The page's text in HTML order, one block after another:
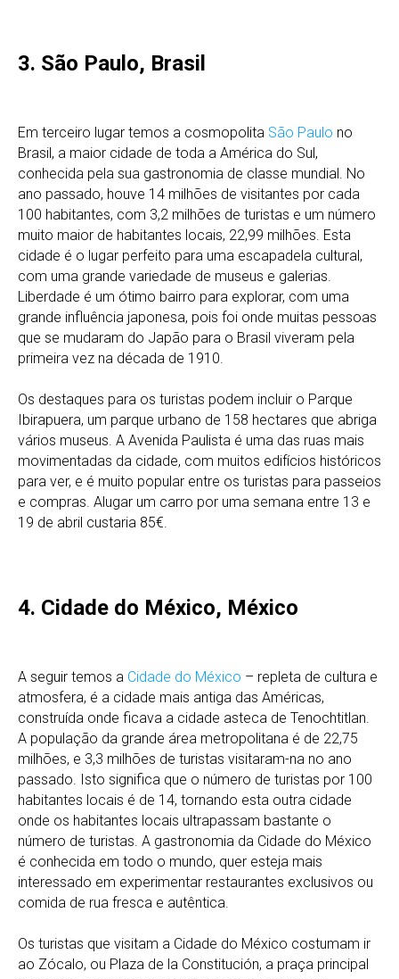
3. São Paulo, Brasil
Em terceiro lugar temos a cosmopolita São Paulo no
Brasil, a maior cidade de toda a América do Sul,
conhecida pela sua gastronomia de classe mundial. No
ano passado, houve 14 milhões de visitantes por cada
100 habitantes, com 3,2 milhões de turistas e um número
muito maior de habitantes locais, 22,99 milhões. Esta
cidade é o lugar perfeito para uma escapadela cultural,
com uma grande variedade de museus e galerias.
Liberdade é um ótimo bairro para explorar, com uma
grande influência japonesa, pois foi onde muitas pessoas
que se mudaram do Japão para o Brasil viveram pela
primeira vez na década de 1910.
Os destaques para os turistas podem incluir o Parque
Ibirapuera, um parque urbano de 158 hectares que abriga
vários museus. A Avenida Paulista é uma das ruas mais
movimentadas da cidade, com muitos edifícios históricos
para ver, e é muito popular entre os turistas para passeios
e compras. Alugar um carro por uma semana entre 13 e
19 de abril custaria 85€.
4. Cidade do México, México
A seguir temos a Cidade do México – repleta de cultura e
atmosfera, é a cidade mais antiga das Américas,
construída onde ficava a cidade asteca de Tenochtitlan.
A população da grande área metropolitana é de 22,75
milhões, e 3,3 milhões de turistas visitaram-na no ano
passado. Isto significa que o número de turistas por 100
habitantes locais é de 14, tornando esta outra cidade
onde os habitantes locais ultrapassam bastante o
número de turistas. A gastronomia da Cidade do México
é conhecida em todo o mundo, quer esteja mais
interessado em experimentar restaurantes exclusivos ou
comida de rua fresca e autêntica.
Os turistas que visitam a Cidade do México costumam ir
ao Zócalo, ou Plaza de la Constitución, a praça principal